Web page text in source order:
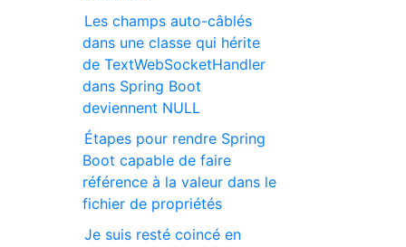
Les champs auto-câblés
dans une classe qui hérite
de TextWebSocketHandler
dans Spring Boot
deviennent NULL
Étapes pour rendre Spring
Boot capable de faire
référence à la valeur dans le
fichier de propriétés
Je suis resté coincé en